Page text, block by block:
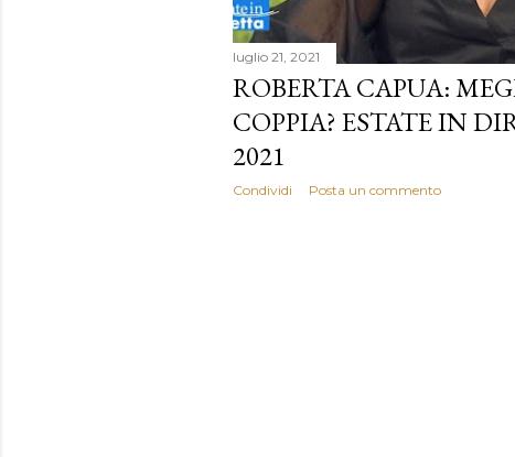
luglio 21, 2021
ROBERTA CAPUA:
COPPIA? ESTATE IN
2021
Condividi Posta un commento